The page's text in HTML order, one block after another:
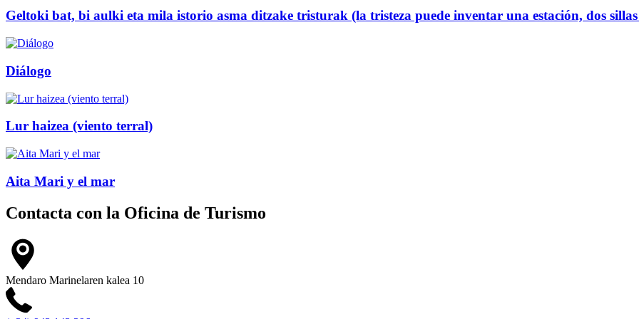
Geltoki bat, bi aulki eta mila istorio asma ditzake tristurak (la tristeza puede inventar una estación, dos
Diálogo
Lur haizea (viento terral)
Aita Mari y el mar
Contacta con la Oficina de Turismo
Mendaro Marinelaren kalea 10